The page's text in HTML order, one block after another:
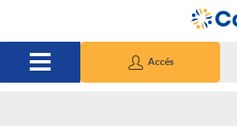
Accés